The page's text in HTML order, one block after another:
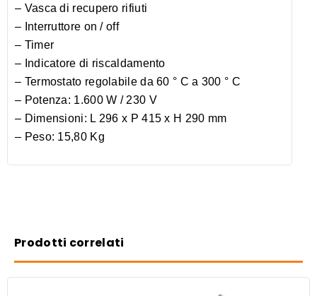
– Vasca di recupero rifiuti
– Interruttore on / off
– Timer
– Indicatore di riscaldamento
– Termostato regolabile da 60 ° C a 300 ° C
– Potenza: 1.600 W / 230 V
– Dimensioni: L 296 x P 415 x H 290 mm
– Peso: 15,80 Kg
Prodotti correlati